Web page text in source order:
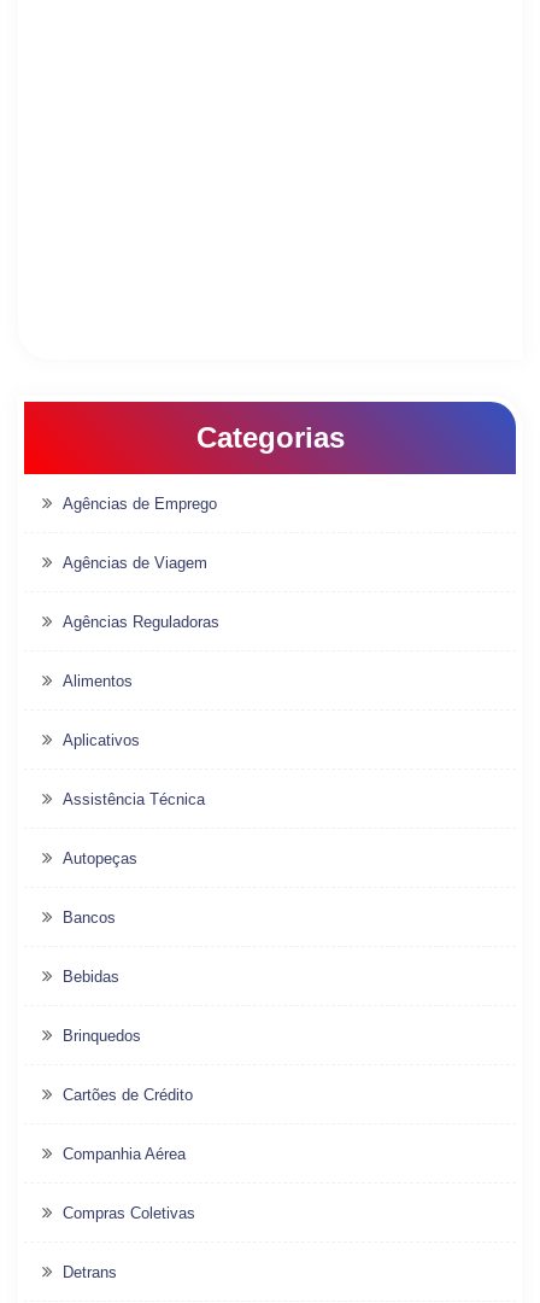
Categorias
Agências de Emprego
Agências de Viagem
Agências Reguladoras
Alimentos
Aplicativos
Assistência Técnica
Autopeças
Bancos
Bebidas
Brinquedos
Cartões de Crédito
Companhia Aérea
Compras Coletivas
Detrans